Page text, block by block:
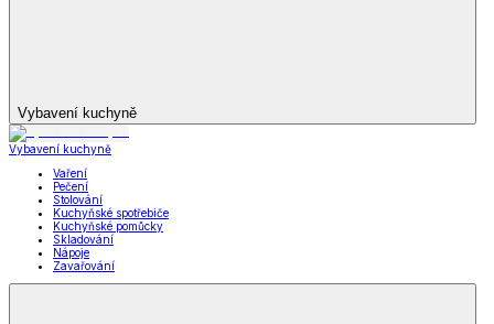
Vybavení kuchyně
Vybavení kuchyně
Vaření
Pečení
Stolování
Kuchyňské spotřebiče
Kuchyňské pomůcky
Skladování
Nápoje
Zavařování